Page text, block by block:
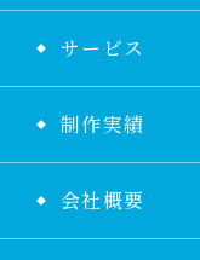
サービス
制作実績
会社概要